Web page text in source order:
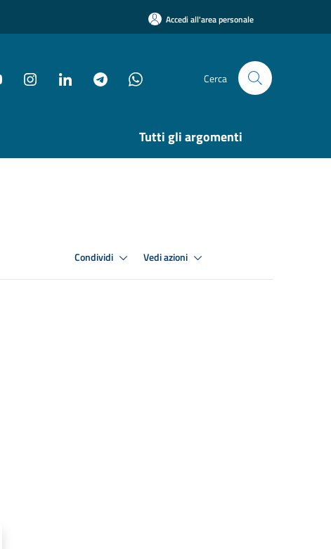
Accedi all'area personale
Cerca
Tutti gli argomenti
Condividi Vedi azioni